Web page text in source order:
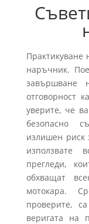
Практикуване
наръчник.
завършване
отговорност
уверите, че
безопасно
излишен риск
използвате
прегледи,
обхващат
мотокара.
проверите,
веригата на